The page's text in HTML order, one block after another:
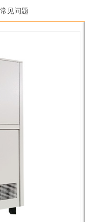
机/ SLJ-3W
常见问题